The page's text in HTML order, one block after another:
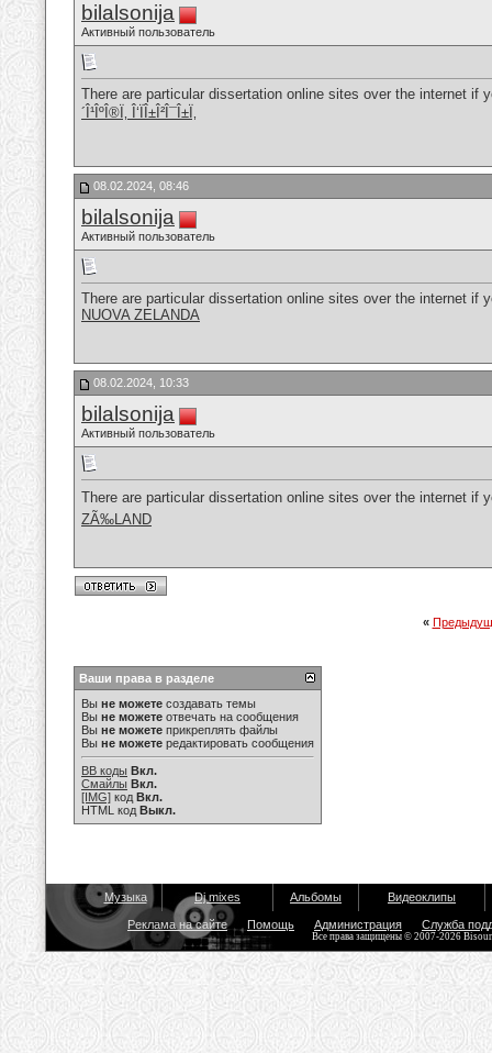
bilalsonija
Активный пользователь
There are particular dissertation online sites over the internet
´Î¹ÎºÎ®Ï‚ Î‘ÏÎ±Î²Î¯Î±Ï‚
08.02.2024, 08:46
bilalsonija
Активный пользователь
There are particular dissertation online sites over the internet
NUOVA ZELANDA
08.02.2024, 10:33
bilalsonija
Активный пользователь
There are particular dissertation online sites over the internet
ZÃ‰LAND
«
Ваши права в разделе
Вы не можете создавать темы
Вы не можете отвечать на сообщения
Вы не можете прикреплять файлы
Вы не можете редактировать сообщения
BB коды Вкл.
Смайлы Вкл.
[IMG] код Вкл.
HTML код Выкл.
Музыка Dj mixes Альбомы Видеоклипы
Реклама на сайте Помощь Администрация Служба
Все права защищены © 2007-2026